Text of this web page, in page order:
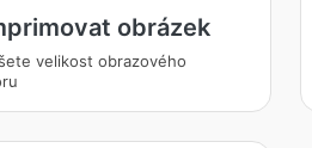
obrázek
velikost obrazového